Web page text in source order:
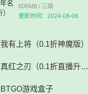
606MB / 三国
更新时间：2024-08-06
我有上将（0.1折神魔版）
真红之刃（0.1折直播升级版）（奇迹）
BTGO游戏盒子